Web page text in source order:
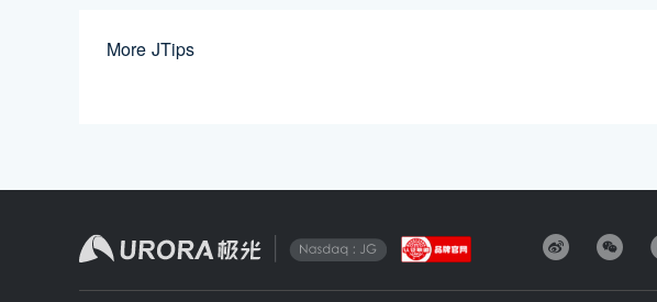
More JTips